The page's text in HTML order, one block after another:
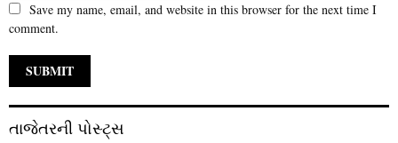
Save my name, email, and website in this browser for the next time I
comment.
તાજેતરની પોસ્ટ્સ